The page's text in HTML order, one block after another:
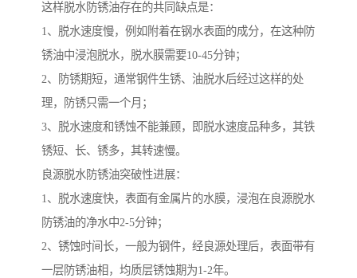
这样脱水防锈油存在的共同缺点是：
1、脱水速度慢，例如附着在钢水表面的成分，在这种防
锈油中浸泡脱水，脱水膜需要10-45分钟；
2、防锈期短，通常钢件生锈、油脱水后经过这样的处
理，防锈只需一个月；
3、脱水速度和锈蚀不能兼顾，即脱水速度品种多，其铁
锈短、长、锈多，其转速慢。
良源脱水防锈油突破性进展：
1、脱水速度快，表面有金属片的水膜，浸泡在良源脱水
防锈油的净水中2-5分钟；
2、锈蚀时间长，一般为钢件，经良源处理后，表面带有
一层防锈油相，均质层锈蚀期为1-2年。